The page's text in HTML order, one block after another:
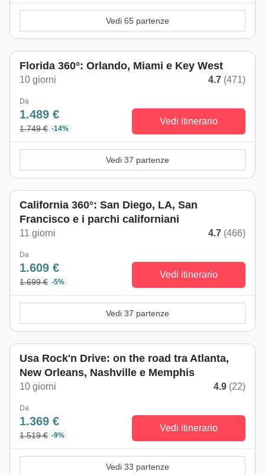
Vedi 65 partenze
Florida 360°: Orlando, Miami e Key West
10 giorni 4.7 (471)
Da
1.489 €
1.749 € -14%
Vedi itinerario
Vedi 37 partenze
Da maggio a ottobre
California 360°: San Diego, LA, San
Francisco e i parchi californiani
11 giorni 4.7 (466)
Da
1.609 €
1.699 € -5%
Vedi itinerario
Vedi 37 partenze
Usa Rock'n Drive: on the road tra Atlanta,
New Orleans, Nashville e Memphis
10 giorni 4.9 (22)
Da
1.369 €
1.519 € -9%
Vedi itinerario
Vedi 33 partenze